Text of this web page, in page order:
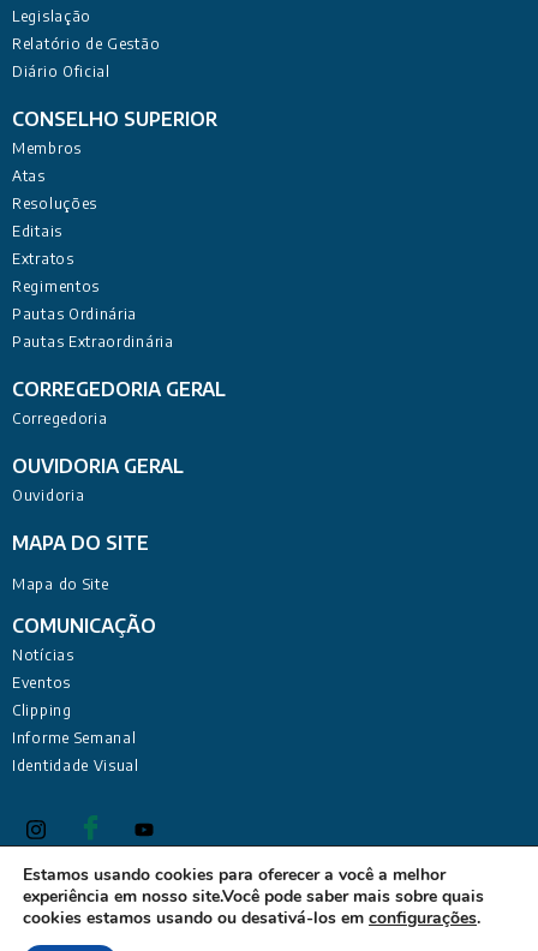
Legislação
Relatório de Gestão
Diário Oficial
CONSELHO SUPERIOR
Membros
Atas
Resoluções
Editais
Extratos
Regimentos
Pautas Ordinária
Pautas Extraordinária
CORREGEDORIA GERAL
Corregedoria
OUVIDORIA GERAL
Ouvidoria
MAPA DO SITE
Mapa do Site
COMUNICAÇÃO
Notícias
Eventos
Clipping
Informe Semanal
Identidade Visual
Defensoria Pública do Estado da Paraíba Sede Administrativa:
Rua Deputado Barreto Sobrinho, 168 - Tambiá, João Pessoa -
Estamos usando cookies para oferecer a você a melhor
experiência em nosso site.Você pode saber mais sobre quais
cookies estamos usando ou desativá-los em configurações.